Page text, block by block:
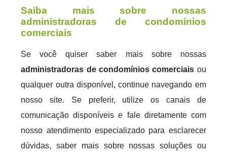
Saiba mais sobre nossas
administradoras de condomínios
comerciais
Se você quiser saber mais sobre nossas
administradoras de condomínios comerciais ou
qualquer outra disponível, continue navegando em
nosso site. Se preferir, utilize os canais de
comunicação disponíveis e fale diretamente com
nosso atendimento especializado para esclarecer
dúvidas, saber mais sobre nossas soluções ou